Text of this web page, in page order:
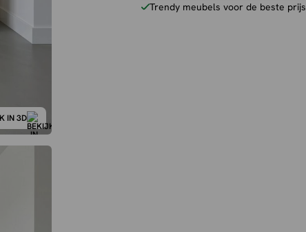
IN 3D
Trendy meubels voor de beste prijs